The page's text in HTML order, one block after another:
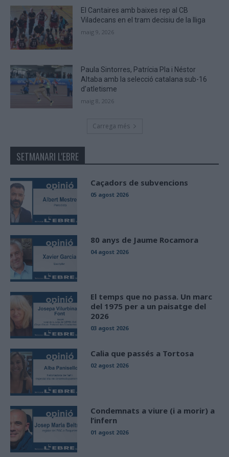
El Cantaires amb baixes rep al CB
Viladecans en el tram decisiu de la lliga
maig 9, 2026
Paula Sintorres, Patrícia Pla i Néstor
Altaba amb la selecció catalana sub-16
d’atletisme
maig 8, 2026
Carrega més
SETMANARI L'EBRE
Caçadors de subvencions
05 agost 2026
80 anys de Jaume Rocamora
04 agost 2026
El temps que no passa. Un marc
del 1975 per a un paisatge del
2026
03 agost 2026
Calia que passés a Tortosa
02 agost 2026
Condemnats a viure (i a morir) a
l’infern
01 agost 2026